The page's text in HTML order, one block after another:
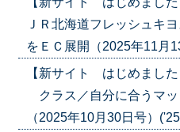
ＪＲ北海道フレッシュキ
をＥＣ展開（2025年11月
【新サイト はじめまし
クラス／自分に合うマッ
（2025年10月30日号）